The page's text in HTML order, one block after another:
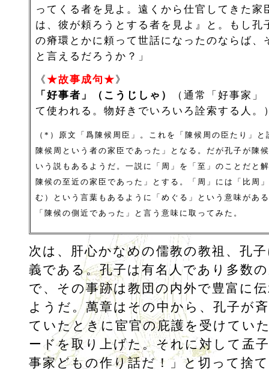
ってくる者を見よ。遠くから仕官してきた家
は、彼が頼ろうとする者を見よ』と。もし孔
の瘠環とかに頼って世話になったのならば、
と言えるだろうか？」
《★故事成句★》
「好事者」（こうじしゃ）
（通常「好事家
て使われる。物好きでいろいろ詮索する人。
（*）原文「爲陳候周臣」。これを「陳候周の臣たり」
陳候周という者の家臣であった」となる。だが孔子が陳
いう説もあるようだ。一説に「周」を「至」のことだと
陳候の至近の家臣であった」とする。「周」には「比周
む）という言葉もあるように「めぐる」という意味があ
「陳候の側近であった」と言う意味に取ってみた。
次は、肝心かなめの儒教の教祖、孔
義である。孔子は有名人であり多数
で、その事跡は教団の内外で豊富に
ようだ。萬章はその中から、孔子が
ていたときに宦官の庇護を受けてい
ードを取り上げた。それに対して孟
事家どもの作り話だ！」と切って捨